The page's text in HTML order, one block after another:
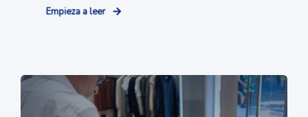
Empieza a leer